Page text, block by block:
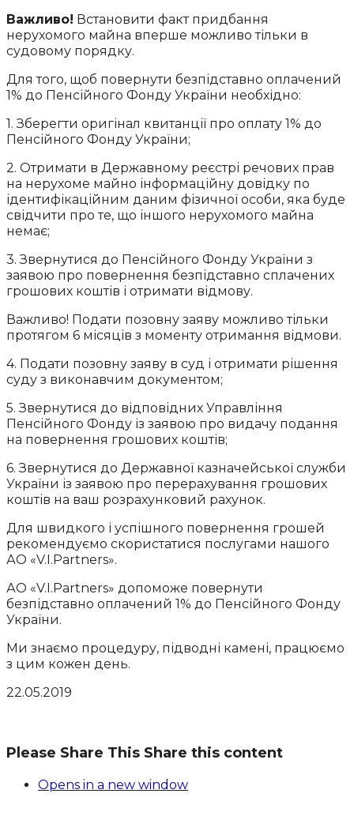
Важливо! Встановити факт придбання
нерухомого майна вперше можливо тільки в
судовому порядку.
Для того, щоб повернути безпідставно оплачений
1% до Пенсійного Фонду України необхідно:
1. Зберегти оригінал квитанції про оплату 1% до
Пенсійного Фонду України;
2. Отримати в Державному реєстрі речових прав
на нерухоме майно інформаційну довідку по
ідентифікаційним даним фізичної особи, яка буде
свідчити про те, що іншого нерухомого майна
немає;
3. Звернутися до Пенсійного Фонду України з
заявою про повернення безпідставно сплачених
грошових коштів і отримати відмову.
Важливо! Подати позовну заяву можливо тільки
протягом 6 місяців з моменту отримання відмови.
4. Подати позовну заяву в суд і отримати рішення
суду з виконавчим документом;
5. Звернутися до відповідних Управління
Пенсійного Фонду із заявою про видачу подання
на повернення грошових коштів;
6. Звернутися до Державної казначейської служби
України із заявою про перерахування грошових
коштів на ваш розрахунковий рахунок.
Для швидкого і успішного повернення грошей
рекомендуємо скористатися послугами нашого
АО «V.I.Partners».
АО «V.I.Partners» допоможе повернути
безпідставно оплачений 1% до Пенсійного Фонду
України.
Ми знаємо процедуру, підводні камені, працюємо
з цим кожен день.
22.05.2019
Please Share This Share this content
Opens in a new window